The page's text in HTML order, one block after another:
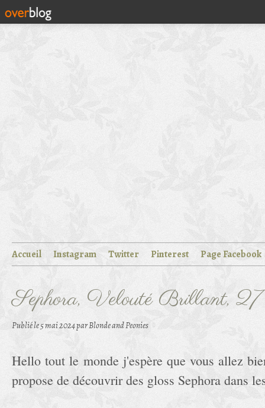
Accueil Instagram Twitter Pinterest Page Facebook
Sephora, Velouté Brillant,
Publié le5 mai 2024par Blonde and Peonies
Hello tout le monde j'espère que vous allez
propose de découvrir des gloss Sephora dans